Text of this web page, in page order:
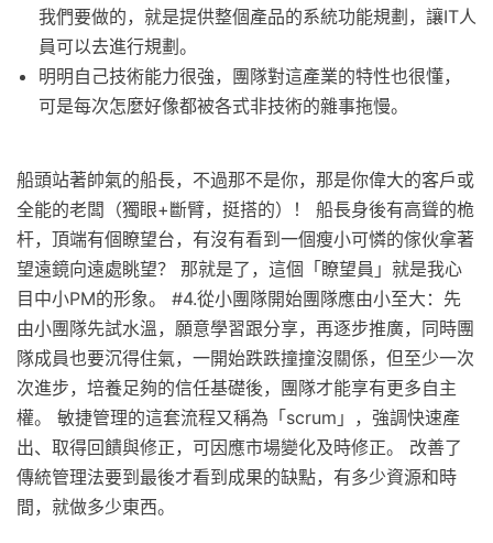
我們要做的，就是提供整個產品的系統功能規劃，讓IT人
員可以去進行規劃。
明明自己技術能力很強，團隊對這產業的特性也很懂，
可是每次怎麼好像都被各式非技術的雜事拖慢。
船頭站著帥氣的船長，不過那不是你，那是你偉大的客戶或
全能的老闆（獨眼+斷臂，挺搭的）！ 船長身後有高聳的桅
杆，頂端有個瞭望台，有沒有看到一個瘦小可憐的傢伙拿著
望遠鏡向遠處眺望？ 那就是了，這個「瞭望員」就是我心
目中小PM的形象。 #4.從小團隊開始團隊應由小至大：先
由小團隊先試水溫，願意學習跟分享，再逐步推廣，同時團
隊成員也要沉得住氣，一開始跌跌撞撞沒關係，但至少一次
次進步，培養足夠的信任基礎後，團隊才能享有更多自主
權。 敏捷管理的這套流程又稱為「scrum」，強調快速產
出、取得回饋與修正，可因應市場變化及時修正。 改善了
傳統管理法要到最後才看到成果的缺點，有多少資源和時
間，就做多少東西。